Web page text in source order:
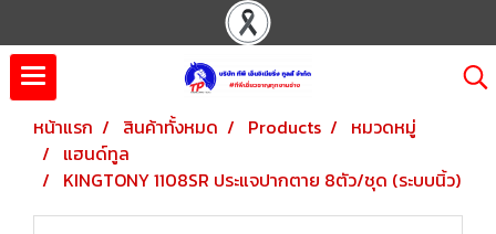
หน้าแรก สินค้าทั้งหมด Products
หมวดหมู่
แฮนด์ทูล
KINGTONY 1108SR ประแจปากตาย 8ตัว/ชุด (ระบบนิ้ว)